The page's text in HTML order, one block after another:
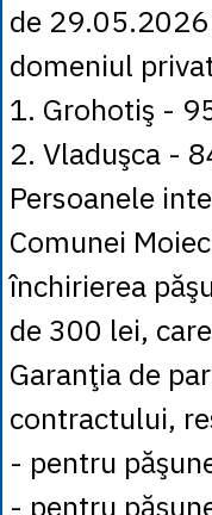
de
domeniul
1. Grohotiş -
2. Vladuşca -
Persoanele
Comunei
închirierea
de 300 lei,
Garanţia de
contractului,
- pentru
- pentru